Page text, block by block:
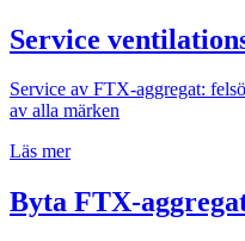
Service
Service av FTX-aggregat:
av alla märken
Läs mer
Byta FTX-